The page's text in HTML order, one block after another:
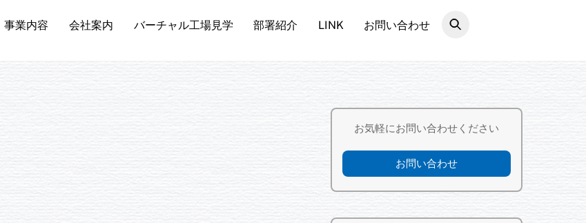
事業内容 会社案内 バーチャル工場見学 部署紹介 LINK お問い合わせ
お気軽にお問い合わせください
お問い合わせ